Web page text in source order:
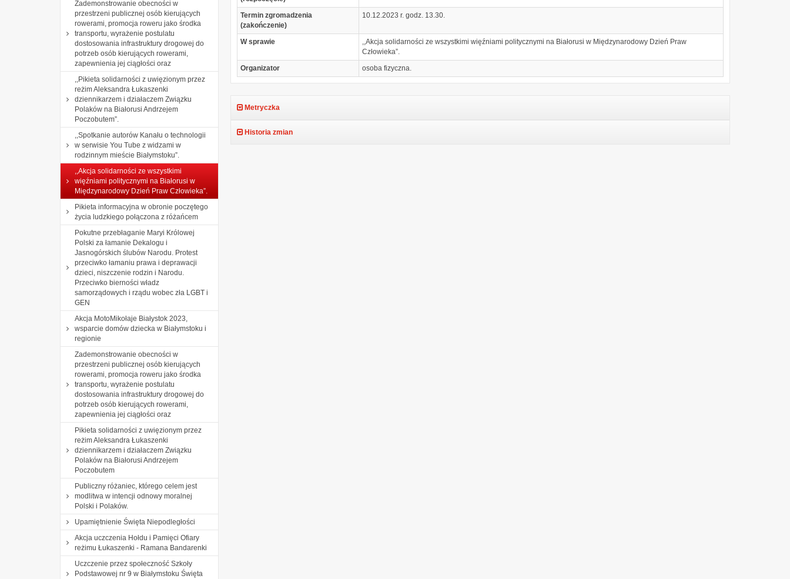
Zademonstrowanie obecności w
przestrzeni publicznej osób kierujących
rowerami, promocja roweru jako środka
transportu, wyrażenie postulatu
dostosowania infrastruktury drogowej do
potrzeb osób kierujących rowerami,
zapewnienia jej ciągłości oraz
,,Pikieta solidarności z uwięzionym przez
reżim Aleksandra Łukaszenki
dziennikarzem i działaczem Związku
Polaków na Białorusi Andrzejem
Poczobutem”.
,,Spotkanie autorów Kanału o technologii
w serwisie You Tube z widzami w
rodzinnym mieście Białymstoku”.
,,Akcja solidarności ze wszystkimi
więźniami politycznymi na Białorusi w
Międzynarodowy Dzień Praw Człowieka”.
Pikieta informacyjna w obronie poczętego
życia ludzkiego połączona z różańcem
Pokutne przebłaganie Maryi Królowej
Polski za łamanie Dekalogu i
Jasnogórskich ślubów Narodu. Protest
przeciwko łamaniu prawa i deprawacji
dzieci, niszczenie rodzin i Narodu.
Przeciwko bierności władz
samorządowych i rządu wobec zła LGBT i
GEN
Akcja MotoMikołaje Białystok 2023,
wsparcie domów dziecka w Białymstoku i
regionie
Zademonstrowanie obecności w
przestrzeni publicznej osób kierujących
rowerami, promocja roweru jako środka
transportu, wyrażenie postulatu
dostosowania infrastruktury drogowej do
potrzeb osób kierujących rowerami,
zapewnienia jej ciągłości oraz
Pikieta solidarności z uwięzionym przez
reżim Aleksandra Łukaszenki
dziennikarzem i działaczem Związku
Polaków na Białorusi Andrzejem
Poczobutem
Publiczny różaniec, którego celem jest
modlitwa w intencji odnowy moralnej
Polski i Polaków.
Upamiętnienie Święta Niepodległości
Akcja uczczenia Hołdu i Pamięci Ofiary
reżimu Łukaszenki - Ramana Bandarenki
Uczczenie przez społeczność Szkoły
Podstawowej nr 9 w Białymstoku Święta
Termin zgromadzenia
(zakończenie)
10.12.2023 r. godz. 13.30.
W sprawie
,,Akcja solidarności ze wszystkimi więźniami politycznymi na Białorusi w Międzynarodowy Dzień Praw
Człowieka”.
Organizator
osoba fizyczna.
Metryczka
Historia zmian